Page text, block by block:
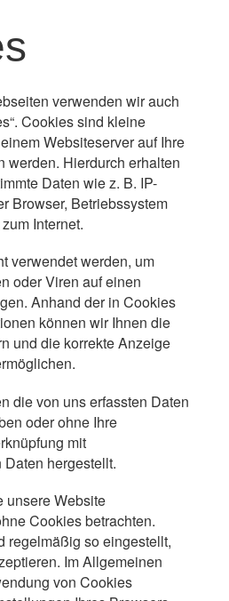
verwenden wir auch
Cookies sind kleine
Websiteserver auf Ihre
werden. Hierdurch erhalten
Daten wie z. B. IP-
Browser, Betriebssystem
Internet.
verwendet werden, um
oder Viren auf einen
Anhand der in Cookies
können wir Ihnen die
und die korrekte Anzeige
die von uns erfassten Daten
oder ohne Ihre
mit
hergestellt.
unsere Website
Cookies betrachten.
regelmäßig so eingestellt,
Im Allgemeinen
von Cookies